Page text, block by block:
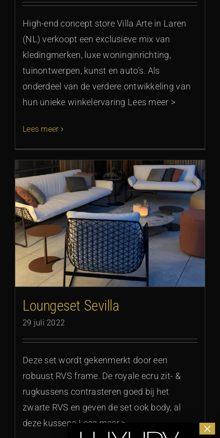
High-end concept store Villa Arte in Laren
(NL) verkoopt een exclusieve mix van
kledingmerken, luxe woninginrichting,
tuinontwerpen, kunst en auto's. Als
onderdeel van de verdere ontwikkeling van
hun unieke winkelervaring Lees meer >
Lees meer
Loungeset Sevilla
29 juli 2022
Deze set wordt gekenmerkt door een
robuust RVS frame. De royale ecru zit- &
rugkussens contrasteren goed bij het
zwarte RVS en geven de set ook body, al
deze kussens Lees meer >